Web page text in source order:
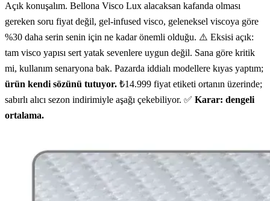
Açık konuşalım. Bellona Visco Lux alacaksan kafanda olması
gereken soru fiyat değil, gel-infused visco, geleneksel viscoya göre
%30 daha serin senin için ne kadar önemli olduğu. ⚠️ Eksisi açık:
tam visco yapısı sert yatak sevenlere uygun değil. Sana göre kritik
mi, kullanım senaryona bak. Pazarda iddialı modellere kıyas yaptım;
ürün kendi sözünü tutuyor. ₺14.999 fiyat etiketi ortanın üzerinde;
sabırlı alıcı sezon indirimiyle aşağı çekebiliyor. ✅ Karar: dengeli
ortalama.